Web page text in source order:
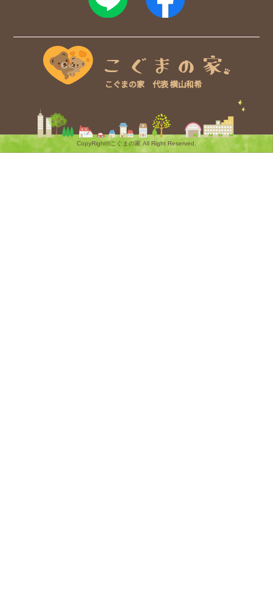
こぐまの家 代表 横山和希
CopyRight©こぐまの家 All Right Reserved.